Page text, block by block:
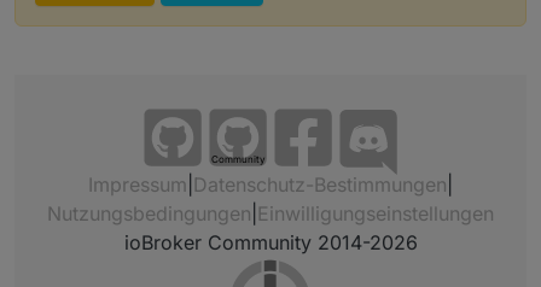
Community
Impressum Datenschutz-Bestimmungen
Nutzungsbedingungen Einwilligungseinstellungen
ioBroker Community 2014-2026